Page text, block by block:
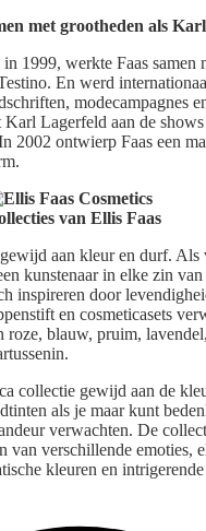
met grootheden als
1999, werkte Faas samen
En werd
modecampagnes
Lagerfeld aan de shows
2002 ontwierp Faas een
van Ellis Faas
aan kleur en durf. Als
kunstenaar in elke zin
inspireren door
en cosmeticasets
roze, blauw, pruim,
collectie gewijd aan de
als je maar kunt
verwachten. De
van verschillende emoties,
kleuren en